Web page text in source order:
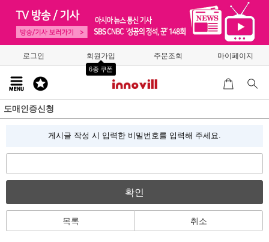
로그인 회원가입
6종 쿠폰
주문조회 마이페이지
도매인증신청
게시글 작성 시 입력한 비밀번호를 입력해 주세요.
확인
목록 취소